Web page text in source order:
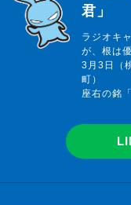
君」
ラジオキ
が、根は
3月3日（
町）
座右の銘